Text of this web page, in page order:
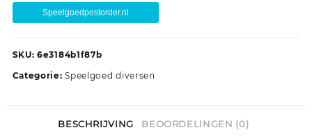
Speelgoedpostorder.nl
SKU: 6e3184b1f87b
Categorie:Speelgoed diversen
BESCHRIJVING BEOORDELINGEN (0)